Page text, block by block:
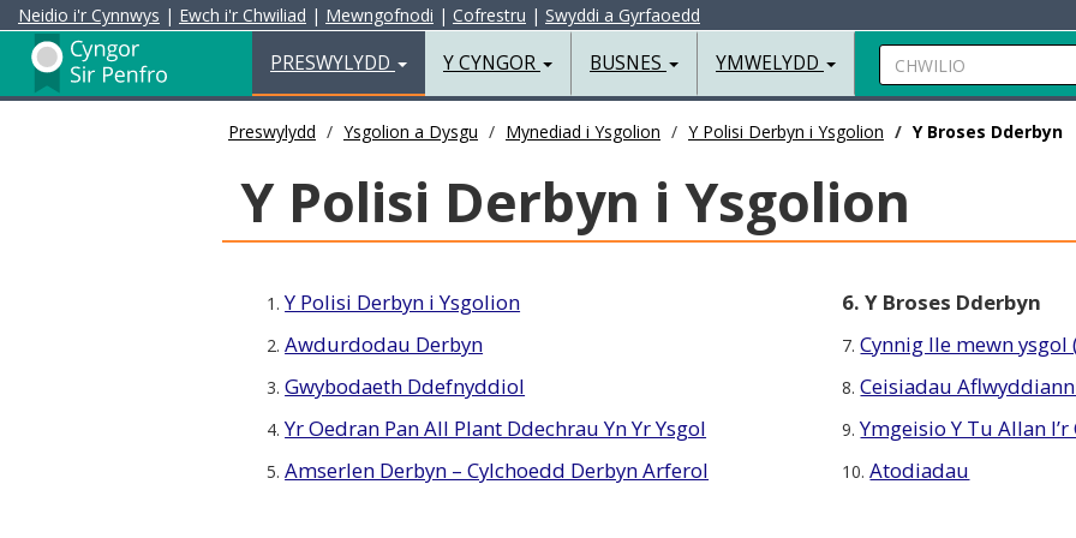
Neidio i'r Cynnwys | Ewch i'r Chwiliad | Mewngofnodi | Cofrestru | Swyddi a Gyrfaoedd
Preswylydd
PRESWYLYDD Y CYNGOR BUSNES YMWELYDD Chwilio
Preswylydd Ysgolion a Dysgu Mynediad i Ysgolion Y Polisi Derbyn i Ysgolion Y Broses Dderbyn
Y Polisi Derbyn i Ysgolion
1.Y Polisi Derbyn i Ysgolion
2.Awdurdodau Derbyn
3.Gwybodaeth Ddefnyddiol
4.Yr Oedran Pan All Plant Ddechrau Yn Yr Ysgol
5.Amserlen Derbyn – Cylchoedd Derbyn Arferol
6. Y Broses Dderbyn
7.Cynnig lle mewn ysgol
8.Ceisiadau
9.Ymgeisio Y Tu Allan
10.Atodiadau